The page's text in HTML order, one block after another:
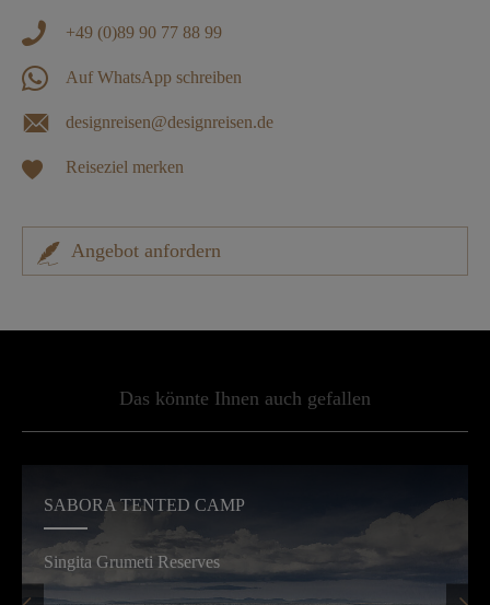
+49 (0)89 90 77 88 99
Auf WhatsApp schreiben
designreisen@designreisen.de
Reiseziel merken
Angebot anfordern
Das könnte Ihnen auch gefallen
SABORA TENTED CAMP
Singita Grumeti Reserves